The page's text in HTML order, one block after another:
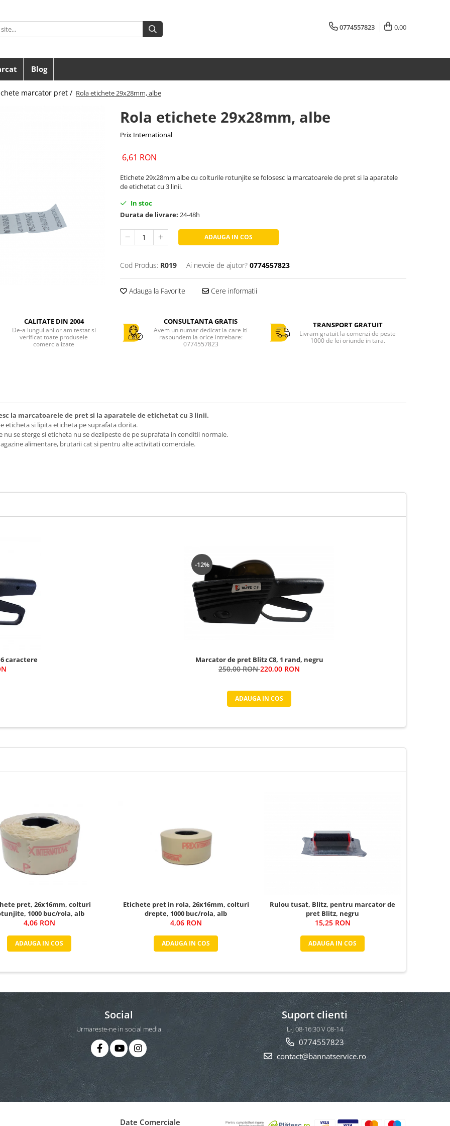
0774557823 0,00
Blog
marcator pret / Rola etichete 29x28mm, albe
Rola etichete 29x28mm, albe
Prix International
6,61 RON
Etichete 29x28mm albe cu colturile rotunjite se folosesc la marcatoarele de pret si la aparatele
de etichetat cu 3 linii.
In stoc
Durata de livrare: 24-48h
ADAUGA IN COS
Cod Produs: R019 Ai nevoie de ajutor? 0774557823
Adauga la Favorite Cere informatii
CALITATE DIN 2004
De-a lungul anilor am testat si
verificat toate produsele
comercializate
CONSULTANTA GRATIS
Avem un numar dedicat la care iti
raspundem la orice intrebare:
0774557823
TRANSPORT GRATUIT
Livram gratuit la comenzi de peste
1000 de lei oriunde in tara.
la marcatoarele de pret si la aparatele de etichetat cu 3 linii.
eticheta si lipita eticheta pe suprafata dorita.
se sterge si eticheta nu se dezlipeste de pe suprafata in conditii normale.
alimentare, brutarii cat si pentru alte activitati comerciale.
caractere
-12%
Marcator de pret Blitz C8, 1 rand, negru
250,00 RON220,00 RON
ADAUGA IN COS
pret, 26x16mm, colturi
1000 buc/rola, alb
4,06 RON
ADAUGA IN COS
Etichete pret in rola, 26x16mm, colturi
drepte, 1000 buc/rola, alb
4,06 RON
ADAUGA IN COS
Rulou tusat, Blitz, pentru marcator de
pret Blitz, negru
15,25 RON
ADAUGA IN COS
Social
Urmareste-ne in social media
Suport clienti
L-J 08-16:30 V 08-14
0774557823
contact@bannatservice.ro
Date Comerciale